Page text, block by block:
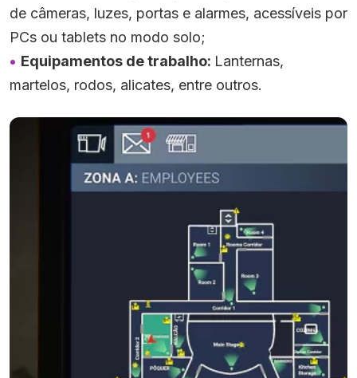
de câmeras, luzes, portas e alarmes, acessíveis por
PCs ou tablets no modo solo;
Equipamentos de trabalho: Lanternas,
martelos, rodos, alicates, entre outros.